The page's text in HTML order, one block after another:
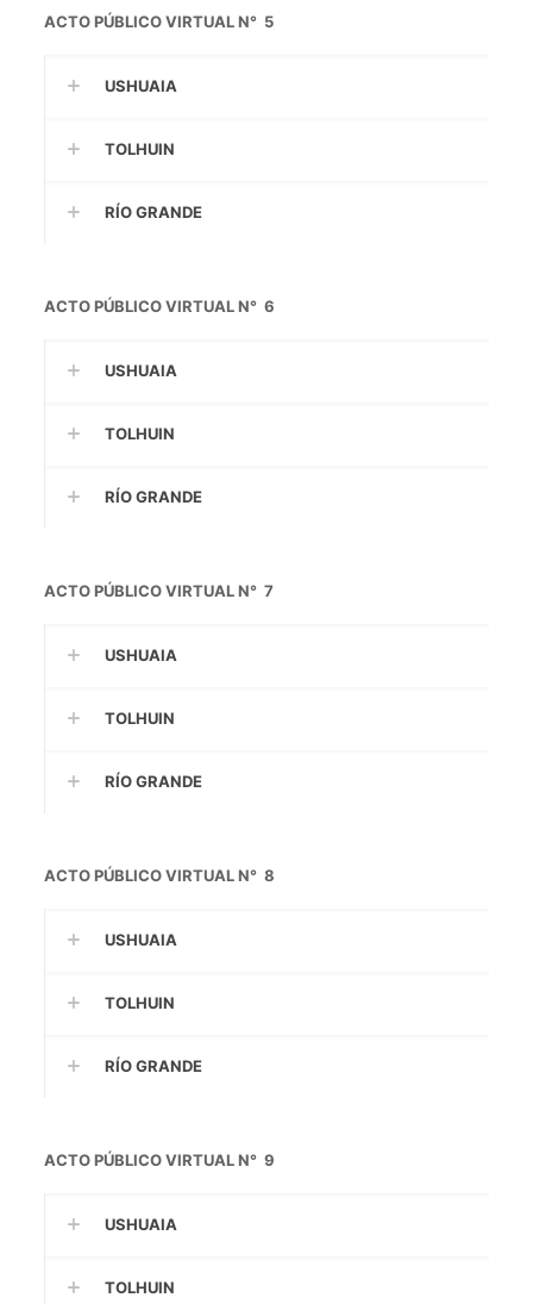
ACTO PÚBLICO VIRTUAL N° 5
USHUAIA
TOLHUIN
RÍO GRANDE
ACTO PÚBLICO VIRTUAL N° 6
USHUAIA
TOLHUIN
RÍO GRANDE
ACTO PÚBLICO VIRTUAL N° 7
USHUAIA
TOLHUIN
RÍO GRANDE
ACTO PÚBLICO VIRTUAL N° 8
USHUAIA
TOLHUIN
RÍO GRANDE
ACTO PÚBLICO VIRTUAL N° 9
USHUAIA
TOLHUIN